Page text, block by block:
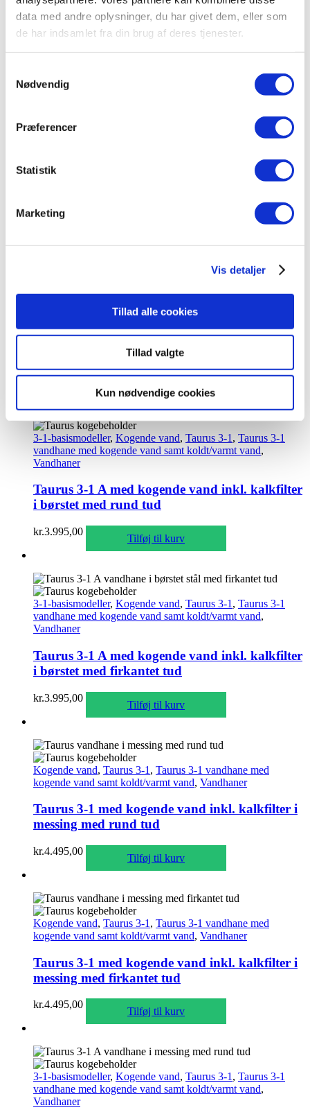
data med andre oplysninger, du har givet dem, eller som
de har indsamlet fra din brug af deres tjenester.
Nødvendig
Præferencer
Statistik
Marketing
Vis detaljer
Tillad alle cookies
Tillad valgte
Kun nødvendige cookies
Taurus 3-1 A med kogende vand inkl. kalkfilter
i krom med firkantet tud
Kogende vand
Taurus 3-1 vandhane med
Taurus 3-1 med kogende vand inkl. kalkfilter i
kr.4.495,00
kogende vand samt koldt/varmt vand,Vandhaner
børstet med firkantet tud
kr.4.495,00
Tilføj til kurv
3-1-basismodeller, Kogende vand, Taurus 3-1 , Taurus 3-1
vandhane med kogende vand samt koldt/varmt vand,
Vandhaner
Taurus 3-1 A med kogende vand inkl. kalkfilter
i børstet med rund tud
kr.3.995,00
Tilføj til kurv
3-1-basismodeller, Kogende vand, Taurus 3-1 , Taurus 3-1
vandhane med kogende vand samt koldt/varmt vand,
Vandhaner
Taurus 3-1 A med kogende vand inkl. kalkfilter
i børstet med firkantet tud
kr.3.995,00
Tilføj til kurv
Kogende vand, Taurus 3-1 , Taurus 3-1 vandhane med
kogende vand samt koldt/varmt vand, Vandhaner
Taurus 3-1 med kogende vand inkl. kalkfilter i
messing med rund tud
kr.4.495,00
Tilføj til kurv
Kogende vand, Taurus 3-1 , Taurus 3-1 vandhane med
kogende vand samt koldt/varmt vand, Vandhaner
Taurus 3-1 med kogende vand inkl. kalkfilter i
messing med firkantet tud
kr.4.495,00
Tilføj til kurv
3-1-basismodeller, Kogende vand, Taurus 3-1 , Taurus 3-1
vandhane med kogende vand samt koldt/varmt vand,
Vandhaner